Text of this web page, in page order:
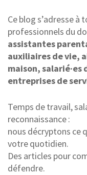
Ce blog s’adresse
professionnels du
assistantes
auxiliaires de vie,
maison,
entreprises de
Temps de travail,
reconnaissance :
nous décryptons ce
votre quotidien.
Des articles pour
défendre.